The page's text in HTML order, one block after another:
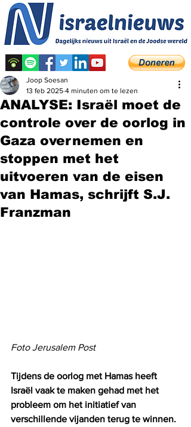
ANALYSE: Israël moet de
controle over de oorlog in
Gaza overnemen en
stoppen met het
uitvoeren van de eisen
van Hamas, schrijft S.J.
Franzman
Joop Soesan
13 feb 2025 4 minuten om te lezen
Foto Jerusalem Post
Tijdens de oorlog met Hamas heeft
Israël vaak te maken gehad met het
probleem om het initiatief van
verschillende vijanden terug te winnen.